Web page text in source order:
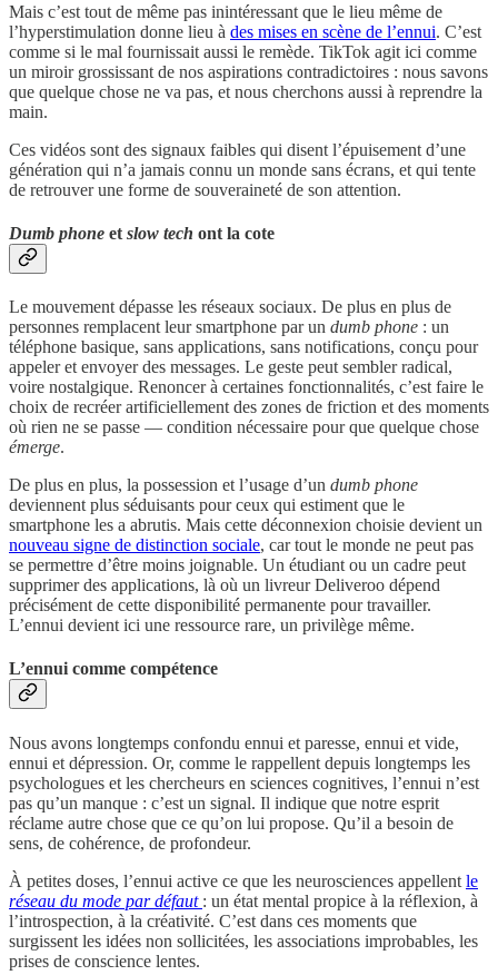
Mais c’est tout de même pas inintéressant que le lieu même de
l’hyperstimulation donne lieu à des mises en scène de l’ennui. C’est
comme si le mal fournissait aussi le remède. TikTok agit ici comme
un miroir grossissant de nos aspirations contradictoires : nous savons
que quelque chose ne va pas, et nous cherchons aussi à reprendre la
main.
Ces vidéos sont des signaux faibles qui disent l’épuisement d’une
génération qui n’a jamais connu un monde sans écrans, et qui tente
de retrouver une forme de souveraineté de son attention.
Dumb phone et slow tech ont la cote
Le mouvement dépasse les réseaux sociaux. De plus en plus de
personnes remplacent leur smartphone par un dumb phone : un
téléphone basique, sans applications, sans notifications, conçu pour
appeler et envoyer des messages. Le geste peut sembler radical,
voire nostalgique. Renoncer à certaines fonctionnalités, c’est faire le
choix de recréer artificiellement des zones de friction et des moments
où rien ne se passe — condition nécessaire pour que quelque chose
émerge.
De plus en plus, la possession et l’usage d’un dumb phone
deviennent plus séduisants pour ceux qui estiment que le
smartphone les a abrutis. Mais cette déconnexion choisie devient un
nouveau signe de distinction sociale, car tout le monde ne peut pas
se permettre d’être moins joignable. Un étudiant ou un cadre peut
supprimer des applications, là où un livreur Deliveroo dépend
précisément de cette disponibilité permanente pour travailler.
L’ennui devient ici une ressource rare, un privilège même.
L’ennui comme compétence
Nous avons longtemps confondu ennui et paresse, ennui et vide,
ennui et dépression. Or, comme le rappellent depuis longtemps les
psychologues et les chercheurs en sciences cognitives, l’ennui n’est
pas qu’un manque : c’est un signal. Il indique que notre esprit
réclame autre chose que ce qu’on lui propose. Qu’il a besoin de
sens, de cohérence, de profondeur.
À petites doses, l’ennui active ce que les neurosciences appellent le
réseau du mode par défaut : un état mental propice à la réflexion, à
l’introspection, à la créativité. C’est dans ces moments que
surgissent les idées non sollicitées, les associations improbables, les
prises de conscience lentes.